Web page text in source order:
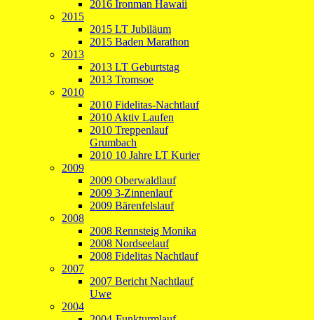
2016 Ironman Hawaii
2015
2015 LT Jubiläum
2015 Baden Marathon
2013
2013 LT Geburtstag
2013 Tromsoe
2010
2010 Fidelitas-Nachtlauf
2010 Aktiv Laufen
2010 Treppenlauf
Grumbach
2010 10 Jahre LT Kurier
2009
2009 Oberwaldlauf
2009 3-Zinnenlauf
2009 Bärenfelslauf
2008
2008 Rennsteig Monika
2008 Nordseelauf
2008 Fidelitas Nachtlauf
2007
2007 Bericht Nachtlauf
Uwe
2004